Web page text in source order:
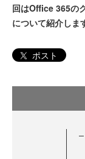
回はOffice 365の
について紹介しま
ポスト